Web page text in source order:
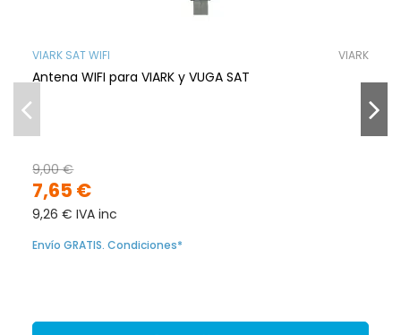
VIARK SAT WIFI VIARK
Antena WIFI para VIARK y VUGA SAT
7,65 €
9,00 €
9,26 € IVA inc
Envío GRATIS. Condiciones*